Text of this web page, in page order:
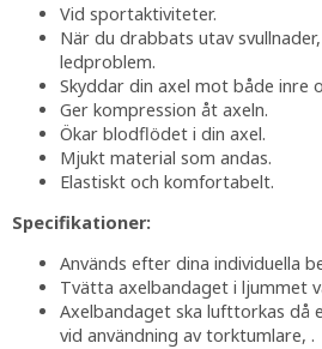
Vid sportaktiviteter.
När du drabbats utav
ledproblem.
Skyddar din axel mot både inre
Ger kompression åt axeln.
Ökar blodflödet i din axel.
Mjukt material som andas.
Elastiskt och komfortabelt.
Specifikationer:
Används efter dina individuella
Tvätta axelbandaget i ljummet
Axelbandaget ska lufttorkas då
vid användning av torktumlare, .